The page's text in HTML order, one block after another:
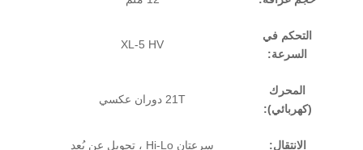
التحكم في
السرعة:
XL-5 HV
المحرك
(كهربائي):
21T دوران عكسي
الانتقال: سرعتان Hi-Lo ، تحويل عن بُعد